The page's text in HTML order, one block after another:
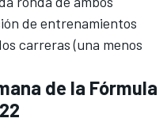
de entrenamientos
carreras (una menos
de la Fórmula